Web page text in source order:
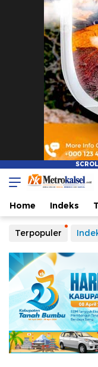
Metro Kalsel
Media Online
Home Indeks
Terpopuler